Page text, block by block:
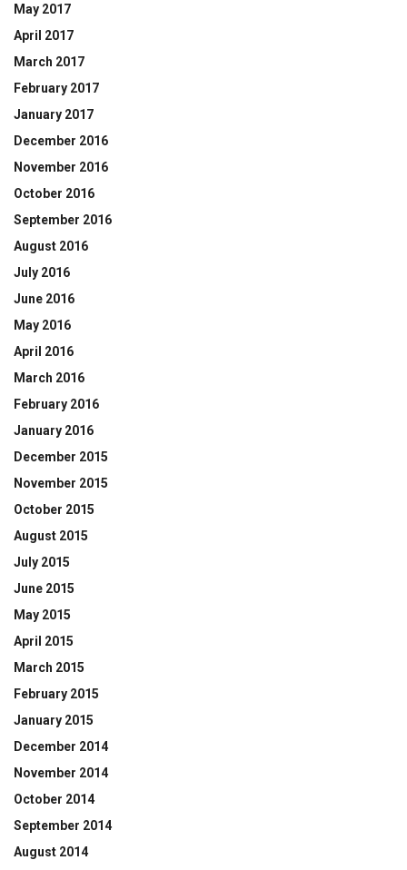
May 2017
April 2017
March 2017
February 2017
January 2017
December 2016
November 2016
October 2016
September 2016
August 2016
July 2016
June 2016
May 2016
April 2016
March 2016
February 2016
January 2016
December 2015
November 2015
October 2015
August 2015
July 2015
June 2015
May 2015
April 2015
March 2015
February 2015
January 2015
December 2014
November 2014
October 2014
September 2014
August 2014